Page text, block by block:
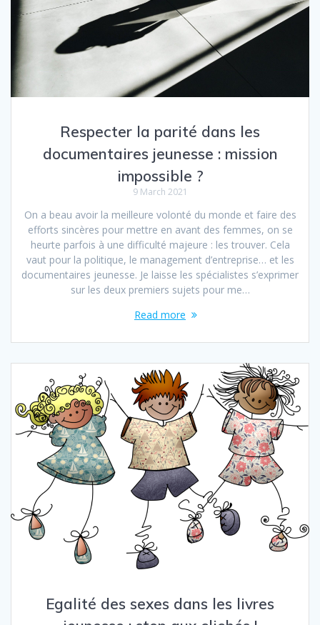
Respecter la parité dans les
documentaires jeunesse : mission
impossible ?
9 March 2021
On a beau avoir la meilleure volonté du monde et faire des
efforts sincères pour mettre en avant des femmes, on se
heurte parfois à une difficulté majeure : les trouver. Cela
vaut pour la politique, le management d’entreprise… et les
documentaires jeunesse. Je laisse les spécialistes s’exprimer
sur les deux premiers sujets pour me…
Read more
Egalité des sexes dans les livres